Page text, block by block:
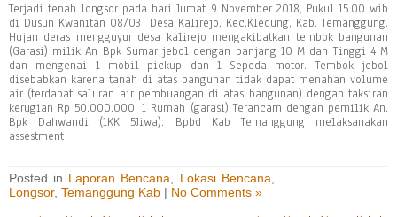
Terjadi tenah longsor pada hari Jumat 9 November 2018, Pukul 15.00 wib
di Dusun Kwanitan 08/03 Desa Kalirejo, Kec.Kledung, Kab. Temanggung.
Hujan deras mengguyur desa kalirejo mengakibatkan tembok bangunan
(Garasi) milik An Bpk Sumar jebol dengan panjang 10 M dan Tinggi 4 M
dan mengenai 1 mobil pickup dan 1 Sepeda motor. Tembok jebol
disebabkan karena tanah di atas bangunan tidak dapat menahan volume
air (terdapat saluran air pembuangan di atas bangunan) dengan taksiran
kerugian Rp 50.000.000. 1 Rumah (garasi) Terancam dengan pemilik An.
Bpk Dahwandi (1KK 5Jiwa). Bpbd Kab Temanggung melaksanakan
assestment
Posted in Laporan Bencana Lokasi Bencana
Longsor, Temanggung Kab | No Comments »